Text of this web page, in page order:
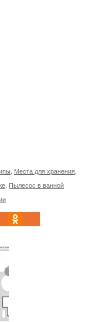
Места для хранения
Пылесос в ванной